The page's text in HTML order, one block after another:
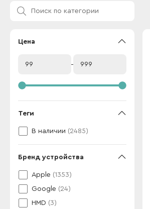
Цена
Теги
В наличии (2485)
Бренд устройства
Apple (1353)
Google (24)
HMD (3)